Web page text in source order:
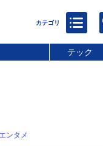
テック
エンタメ